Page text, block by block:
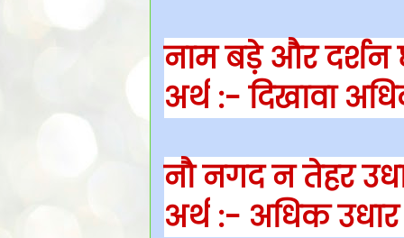
नाम बड़े और दर्शन
अर्थ :- दिखावा
नौ नगद न तेहर
अर्थ :- अधिक